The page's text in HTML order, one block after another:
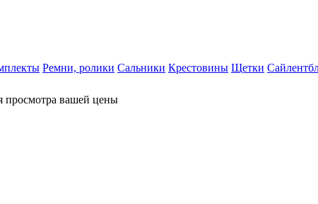
Ремни, ролики Сальники Крестовины Щетки
просмотра вашей цены